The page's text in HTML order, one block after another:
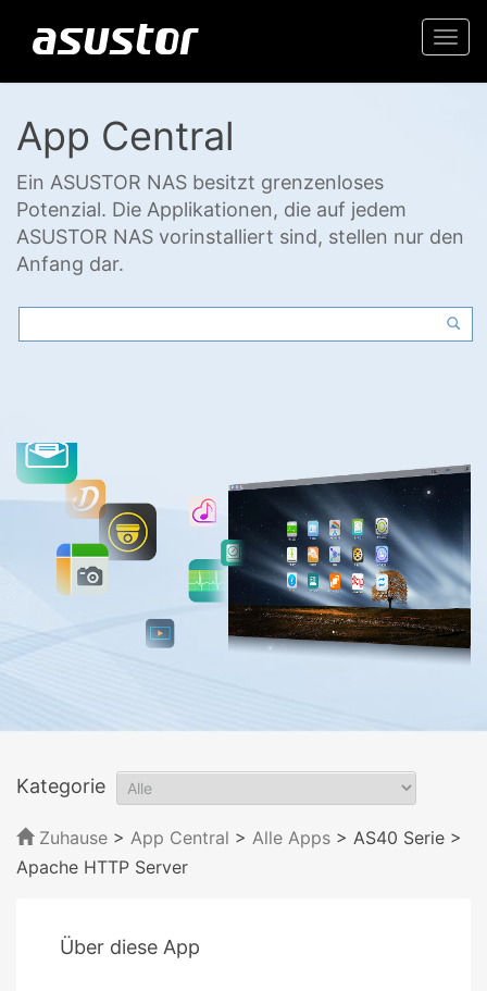
App Central
Ein ASUSTOR NAS besitzt grenzenloses
Potenzial. Die Applikationen, die auf jedem
ASUSTOR NAS vorinstalliert sind, stellen nur den
Anfang dar.
Kategorie
Zuhause > App Central > Alle Apps > AS40 Serie >
Apache HTTP Server
Über diese App